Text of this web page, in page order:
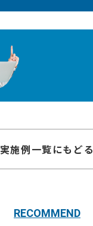
実施例一覧にもどる
RECOMMEND